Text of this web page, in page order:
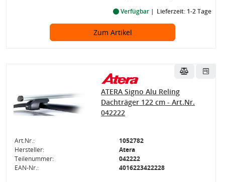
Verfügbar Lieferzeit: 1-2 Tage
Zum Artikel
ATERA Signo Alu Reling
Dachträger 122 cm - Art.Nr.
042222
Art.Nr.:
1052782
Hersteller:
Atera
Teilenummer:
042222
EAN-Nr.:
4016223422228